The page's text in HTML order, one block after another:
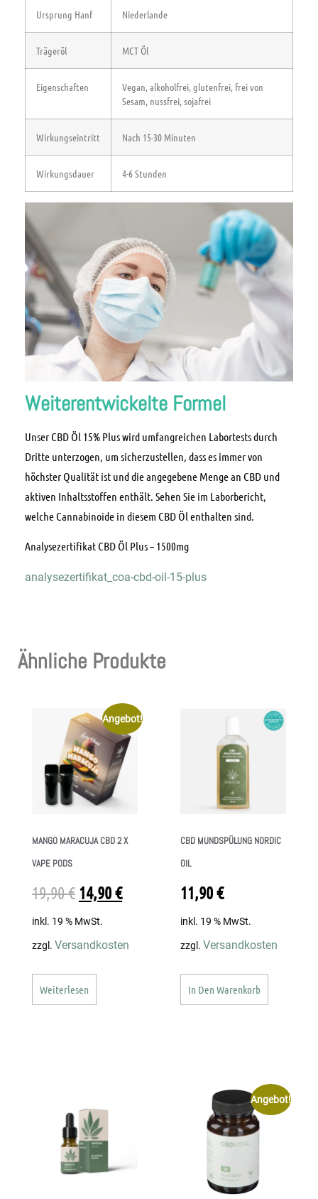
Ursprung Hanf Niederlande
Trägeröl MCT Öl
Eigenschaften
Vegan, alkoholfrei, glutenfrei, frei von
Sesam, nussfrei, sojafrei
Wirkungseintritt Nach 15-30 Minuten
Wirkungsdauer 4-6 Stunden
Weiterentwickelte Formel
Unser CBD Öl 15% Plus wird umfangreichen Labortests durch
Dritte unterzogen, um sicherzustellen, dass es immer von
höchster Qualität ist und die angegebene Menge an CBD und
aktiven Inhaltsstoffen enthält. Sehen Sie im Laborbericht,
welche Cannabinoide in diesem CBD Öl enthalten sind.
Analysezertifikat CBD Öl Plus – 1500mg
analysezertifikat_coa-cbd-oil-15-plus
Ähnliche Produkte
Angebot!
MANGO MARACUJA CBD 2 X
VAPE PODS
19,90€ 14,90€
inkl. 19 % MwSt.
zzgl. Versandkosten
Weiterlesen
CBD MUNDSPÜLUNG NORDIC
OIL
11,90€
inkl. 19 % MwSt.
zzgl. Versandkosten
In Den Warenkorb
Angebot!